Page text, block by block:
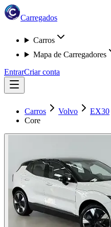
Carregados
Carros
Mapa de Carregadores
EntrarCriar conta
Carros Volvo
EX30
Core